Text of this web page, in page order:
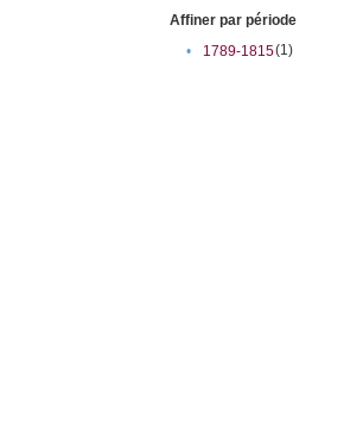
Affiner par période
•
1789-1815(1)